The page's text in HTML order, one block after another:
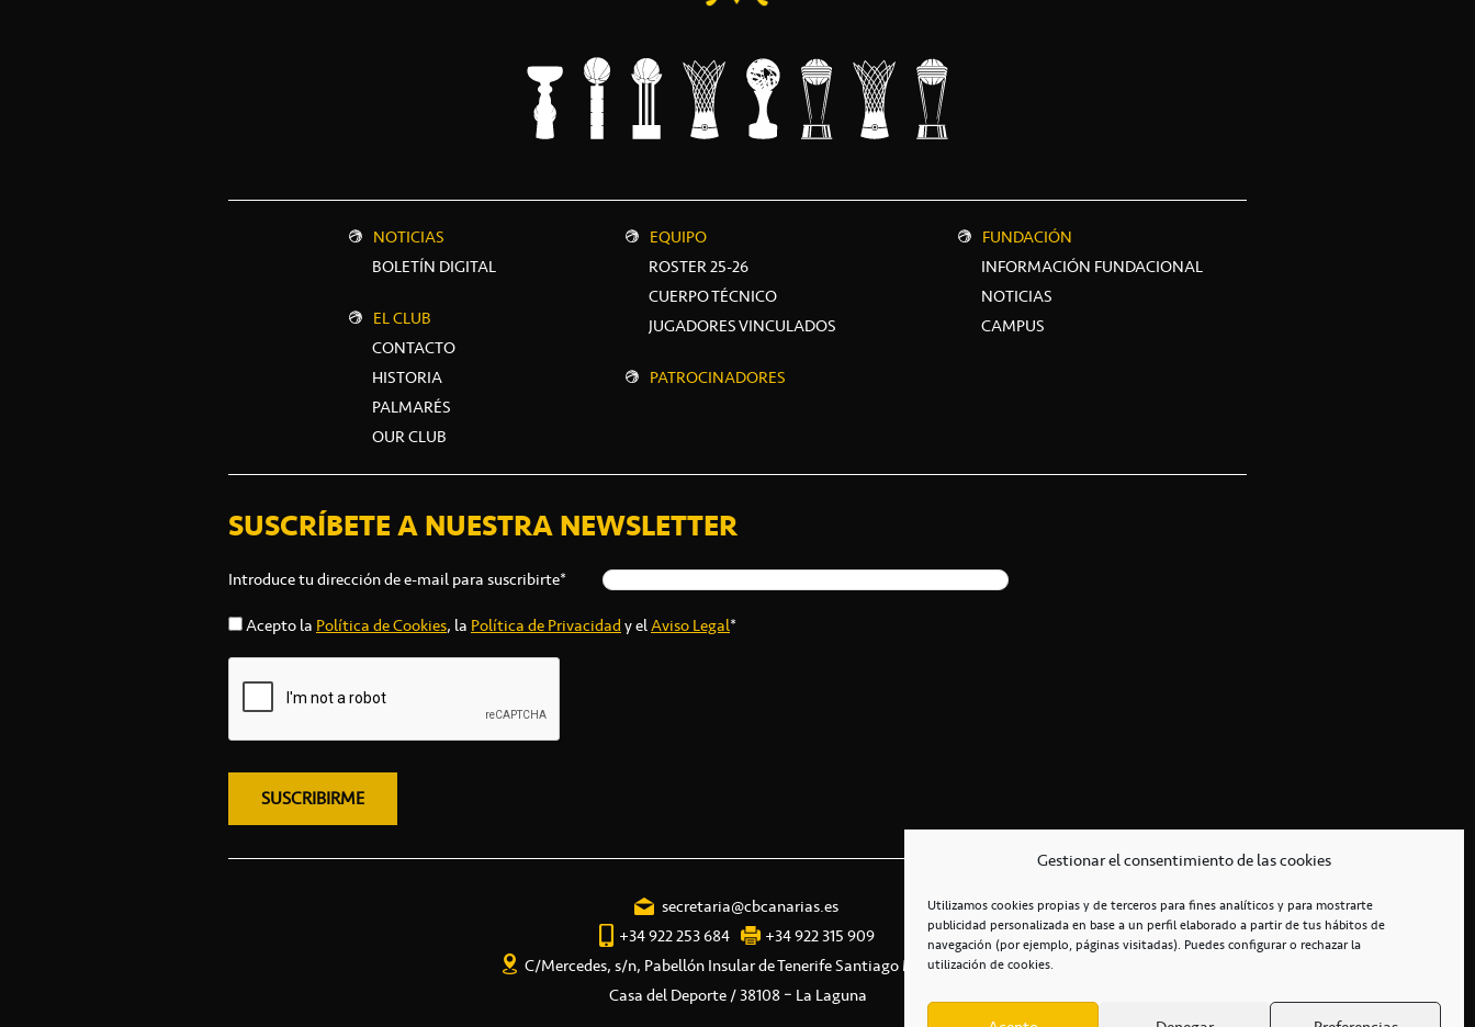
Gestionar el consentimiento de las cookies
Utilizamos cookies propias y de terceros para fines analíticos y para mostrarte
publicidad personalizada en base a un perfil elaborado a partir de tus hábitos de
navegación (por ejemplo, páginas visitadas). Puedes configurar o rechazar la
utilización de cookies.
NOTICIAS
BOLETÍN DIGITAL
EL CLUB
CONTACTO
HISTORIA
PALMARÉS
OUR CLUB
EQUIPO
ROSTER 25-26
CUERPO TÉCNICO
JUGADORES VINCULADOS
PATROCINADORES
FUNDACIÓN
INFORMACIÓN FUNDACIONAL
NOTICIAS
CAMPUS
SUSCRÍBETE A NUESTRA NEWSLETTER
Introduce tu dirección de e-mail para suscribirte*
Acepto la Política de Cookies, la Política de Privacidady elAviso Legal*
secretaria@cbcanarias.es
+34 922 253 684
+34 922 315 909
C/Mercedes, s/n, Pabellón Insular de Tenerife Santiago Martín
Casa del Deporte / 38108 – La Laguna